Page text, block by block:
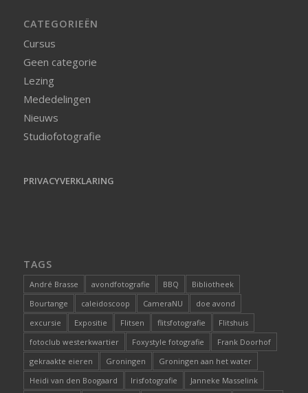
CATEGORIEËN
Cursus
Geen categorie
Lezing
Mededelingen
Nieuws
Studiofotografie
PRIVACYVERKLARING
TAGS
André Brasse avondfotografie BBQ
Bibliotheek
Bourtange
caleidoscoop CameraNU
doe avond
excursie
Expositie Flitsen flitsfotografie
Flitshuis
fotoclub westerkwartier
Foxystyle fotografie
Frank Doorhof
gekraakte eieren
Groningen
Groningen aan het water
Heidi van den Boogaard
Irisfotografie
Janneke Masselink